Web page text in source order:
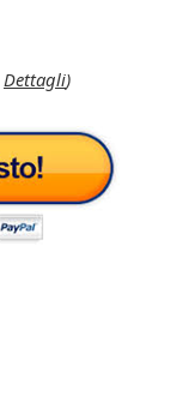
Dettagli)